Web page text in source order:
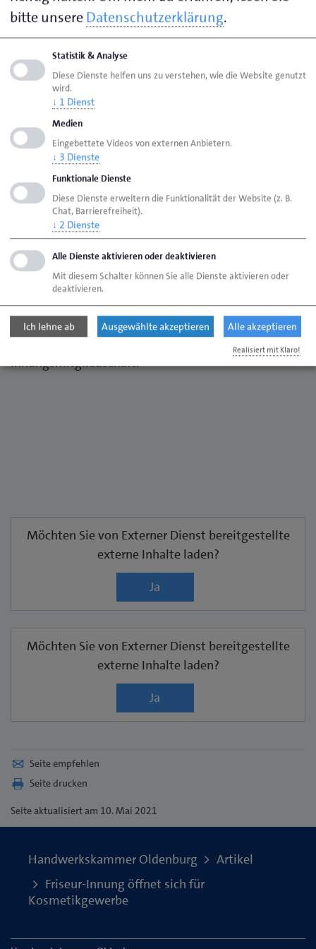
Ergebnis dieses Wahlverfahrens wurde Irina
Leinweber erneut zur Obermeisterin gewählt. Ihr
Stellvertreter ist Uwe Vossmann; Doris Kümmel
besetzt den Posten der Lehrlingswartin. Für ihr 25-
jähriges Meisterjubiläum nahm Heike Geditzky den
Silbernen Meisterbrief der Handwerkskammer
Oldenburg durch Obermeisterin Leinweber entgegen.
Geschäftsführer Dennis Makselon und Irina
Leinweber betonten den starken Zusammenhalt der
Innung: „Das vergangene Jahr war pandemiebedingt
gewiss nicht einfach für uns alle. Aber diese Zeit hat
uns auch die positiven Seiten gezeigt. Wir als Innung
haben einen starken Zusammenhalt und eine
unglaubliche Solidarität untereinander und konnten
uns immer über die aktuellen Ereignisse, Änderungen
und Probleme austauschen und unterstützen. Dies
Innungsmitgliedschaft.“
Möchten Sie von Externer Dienst bereitgestellte
externe Inhalte laden?
Ja
Möchten Sie von Externer Dienst bereitgestellte
externe Inhalte laden?
Ja
Seite empfehlen
Seite drucken
Seiteaktualisiert am 10. Mai 2021
Handwerkskammer Oldenburg
Artikel
Friseur-Innung öffnet sich für
Kosmetikgewerbe
bitte unsereDatenschutzerklärung.
Statistik & Analyse
Diese Dienste helfen uns zu verstehen, wie die Website genutzt
wird.
↓ 1 Dienst
Medien
Eingebettete Videos von externen Anbietern.
↓ 3 Dienste
Funktionale Dienste
Diese Dienste erweitern die Funktionalität der Website (z. B.
Chat, Barrierefreiheit).
↓ 2 Dienste
Alle Dienste aktivieren oder deaktivieren
Mit diesem Schalter können Sie alle Dienste aktivieren oder
deaktivieren.
Ich lehne ab Ausgewählte akzeptieren Alle akzeptieren
Realisiert mit Klaro!